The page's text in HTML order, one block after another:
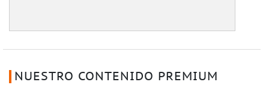
NUESTRO CONTENIDO PREMIUM